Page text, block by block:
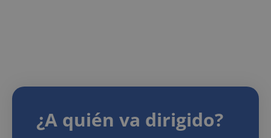
¿A quién va dirigido?